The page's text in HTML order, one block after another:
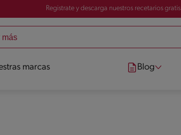
Registrate y descarga nuestros recetarios gratis
marcas Blog